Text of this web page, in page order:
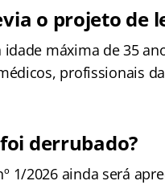
o projeto de
idade máxima de 35
profissionais
derrubado?
1/2026 ainda será